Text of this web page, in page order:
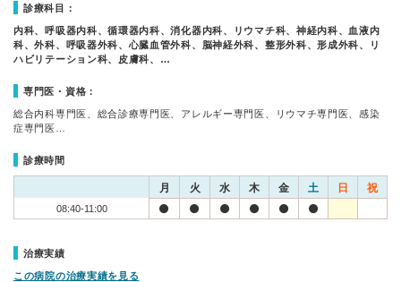
診療科目：
内科、呼吸器内科、循環器内科、消化器内科、リウマチ科、神経内科、血液内
科、外科、呼吸器外科、心臓血管外科、脳神経外科、整形外科、形成外科、リ
ハビリテーション科、皮膚科、…
専門医・資格：
総合内科専門医、総合診療専門医、アレルギー専門医、リウマチ専門医、感染
症専門医…
診療時間
月 火 水 木 金 土 日 祝
08:40-11:00
治療実績
この病院の治療実績を見る